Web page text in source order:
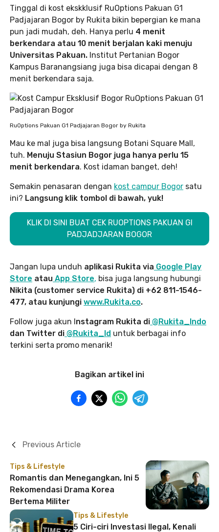
Tinggal di kost ekskklusif RuOptions Pakuan G1
Padjajaran Bogor by Rukita bikin bepergian ke mana
pun jadi mudah, deh. Hanya perlu 4 menit
berkendara atau 10 menit berjalan kaki menuju
Universitas Pakuan. Institut Pertanian Bogor
Kampus Baranangsiang juga bisa dicapai dengan 8
menit berkendara saja.
RuOptions Pakuan G1 Padjajaran Bogor by Rukita
Mau ke mal juga bisa langsung Botani Square Mall,
tuh. Menuju Stasiun Bogor juga hanya perlu 15
menit berkendara. Kost idaman banget, deh!
Semakin penasaran dengan kost campur Bogor satu
ini? Langsung klik tombol di bawah, yuk!
KLIK DI SINI BUAT CEK RUOPTIONS PAKUAN GI
PADJADJARAN BOGOR
Jangan lupa unduh aplikasi Rukita via Google Play
Store atau App Store, bisa juga langsung hubungi
Nikita (customer service Rukita) di +62 811-1546-
477, atau kunjungi www.Rukita.co.
Follow juga akun Instagram Rukita di @Rukita_Indo
dan Twitter di @Rukita_Id untuk berbagai info
terkini serta promo menarik!
Bagikan artikel ini
Tips & Lifestyle
Romantis dan Menegangkan, Ini 5
Rekomendasi Drama Korea
Bertema Militer
Previous Article
Tips & Lifestyle
5 Ciri-ciri Investasi Ilegal, Kenali